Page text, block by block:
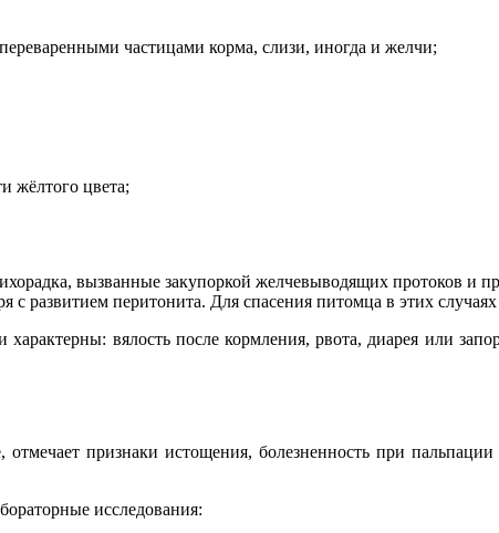
частицами корма, слизи, иногда и желчи;
жёлтого цвета;
вызванные закупоркой желчевыводящих протоков
развитием перитонита. Для спасения питомца в этих
вялость после кормления, рвота, диарея или
отмечает признаки истощения, болезненность при
исследования: